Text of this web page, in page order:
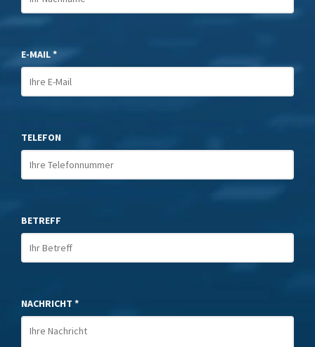
E-MAIL *
TELEFON
BETREFF
NACHRICHT *